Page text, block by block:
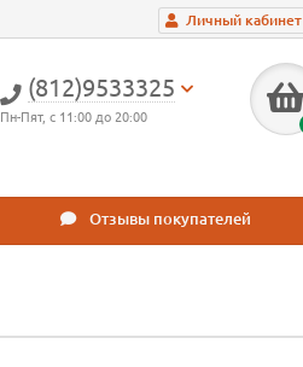
Личный кабинет
(812)9533325
Пн-Пят, с 11:00 до 20:00
Отзывы покупателей